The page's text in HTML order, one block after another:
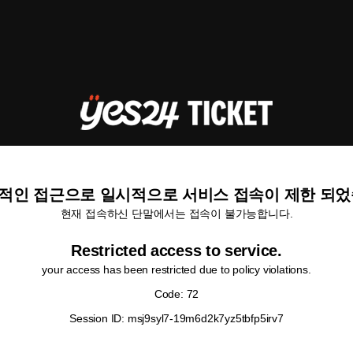
인 접근으로 일시적으로 서비스 접속이 제한 되
현재 접속하신 단말에서는 접속이 불가능합니다.
Restricted access to service.
your access has been restricted due to policy violations.
Code: 72
Session ID: msj9syl7-19m6d2k7yz5tbfp5irv7